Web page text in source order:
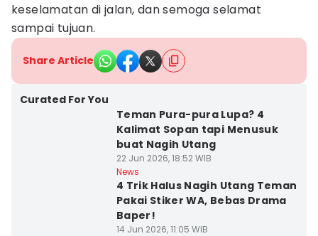
keselamatan di jalan, dan semoga selamat
sampai tujuan.
Share Article
Curated For You
Teman Pura-pura Lupa? 4
Kalimat Sopan tapi Menusuk
buat Nagih Utang
22 Jun 2026, 18:52 WIB
News
4 Trik Halus Nagih Utang Teman
Pakai Stiker WA, Bebas Drama
Baper!
14 Jun 2026, 11:05 WIB